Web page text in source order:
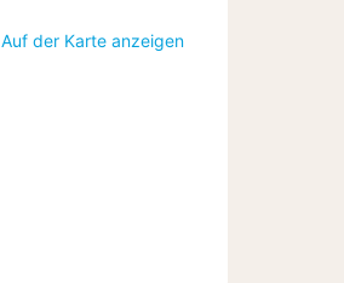
Auf der Karte anzeigen